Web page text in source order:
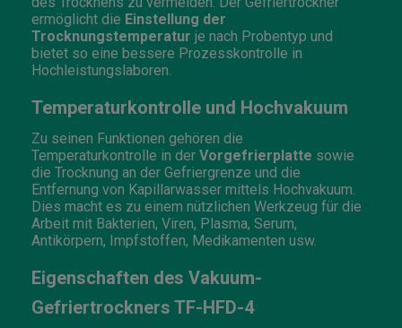
ermöglicht die Einstellung der
Trocknungstemperatur je nach Probentyp und
bietet so eine bessere Prozesskontrolle in
Hochleistungslaboren.
Temperaturkontrolle und Hochvakuum
Zu seinen Funktionen gehören die
Temperaturkontrolle in der Vorgefrierplatte sowie
die Trocknung an der Gefriergrenze und die
Entfernung von Kapillarwasser mittels Hochvakuum.
Dies macht es zu einem nützlichen Werkzeug für die
Arbeit mit Bakterien, Viren, Plasma, Serum,
Antikörpern, Impfstoffen, Medikamenten usw.
Eigenschaften des Vakuum-
Gefriertrockners TF-HFD-4